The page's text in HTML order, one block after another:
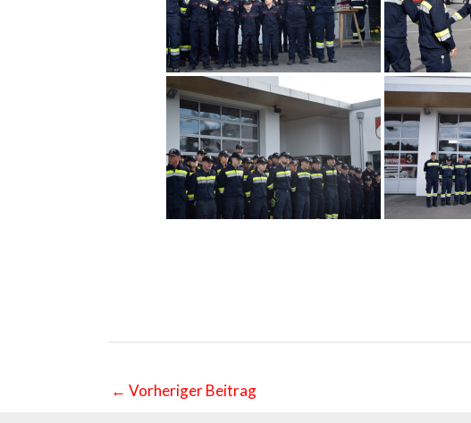
← Vorheriger Beitrag